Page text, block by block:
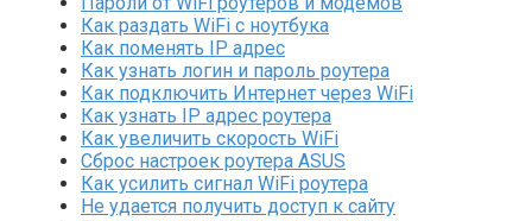
Как раздать WiFi с ноутбука
Как поменять IP адрес
Как узнать логин и пароль роутера
Как подключить Интернет через WiFi
Как узнать IP адрес роутера
Как увеличить скорость WiFi
Сброс настроек роутера ASUS
Как усилить сигнал WiFi роутера
Не удается получить доступ к сайту